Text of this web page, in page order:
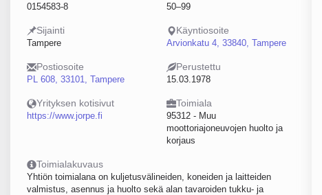
0154583-8 50–99
Sijainti
Tampere
Käyntiosoite
Arvionkatu 4, 33840, Tampere
Postiosoite
PL 608, 33101, Tampere
Perustettu
15.03.1978
Yrityksen kotisivut
https://www.jorpe.fi
Toimiala
95312 - Muu
moottoriajoneuvojen huolto ja
korjaus
Toimialakuvaus
Yhtiön toimialana on kuljetusvälineiden, koneiden ja laitteiden
valmistus, asennus ja huolto sekä alan tavaroiden tukku- ja